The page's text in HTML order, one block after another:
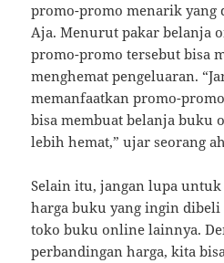
promo-promo menarik yang
Aja. Menurut pakar belanja
promo-promo tersebut bisa
menghemat pengeluaran.
memanfaatkan promo-
bisa membuat belanja buku
lebih hemat,” ujar seorang
Selain itu, jangan lupa
harga buku yang ingin
toko buku online lainnya.
perbandingan harga, kita